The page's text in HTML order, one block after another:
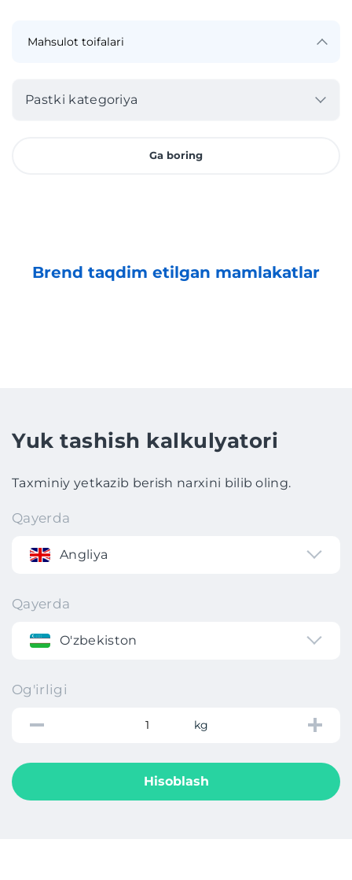
Pastki kategoriya
Ga boring
Brend taqdim etilgan mamlakatlar
Yuk tashish kalkulyatori
Taxminiy yetkazib berish narxini bilib oling.
Qayerda
Angliya
Qayerda
O'zbekiston
Og'irligi
kg
Hisoblash